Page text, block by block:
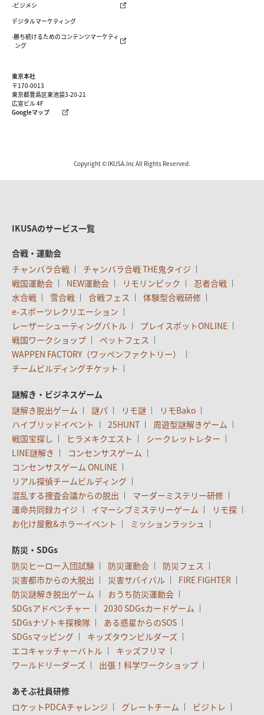
東京本社
〒170-0013
東京都豊島区東池袋3-20-21
広宣ビル 4F
Googleマップ
-ビジメシ
デジタルマーケティング
-勝ち続けるためのコンテンツマーケティ
ング
Copyright © IKUSA.Inc All Rights Reserved.
IKUSAのサービス一覧
合戦・運動会
チャンバラ合戦
チャンバラ合戦 THE鬼タイジ
戦国運動会
NEW運動会 リモリンピック
忍者合戦
水合戦
雪合戦 合戦フェス
体験型合戦研修
e-スポーツレクリエーション
レーザーシューティングバトル
プレイスポットONLINE
戦国ワークショップ
ペットフェス
WAPPEN FACTORY（ワッペンファクトリー）
チームビルディングチケット
謎解き・ビジネスゲーム
謎解き脱出ゲーム
謎パ リモ謎
リモBako
ハイブリッドイベント
25HUNT
周遊型謎解きゲーム
戦国宝探し
ヒラメキクエスト
シークレットレター
LINE謎解き
コンセンサスゲーム
コンセンサスゲーム ONLINE
リアル探偵チームビルディング
混乱する捜査会議からの脱出
マーダーミステリー研修
運命共同録カイジ
イマーシブミステリーゲーム
リモ探
お化け屋敷&ホラーイベント
ミッションラッシュ
防災・SDGs
防災ヒーロー入団試験
防災運動会
防災フェス
災害都市からの大脱出
災害サバイバル
FIRE FIGHTER
防災謎解き脱出ゲーム
おうち防災運動会
SDGsアドベンチャー
2030 SDGsカードゲーム
SDGsナゾトキ探検隊
ある惑星からのSOS
SDGsマッピング
キッズタウンビルダーズ
エコキャッチャーバトル
キッズフリマ
ワールドリーダーズ
出張！科学ワークショップ
あそぶ社員研修
ロケットPDCAチャレンジ
グレートチーム ビジトレ